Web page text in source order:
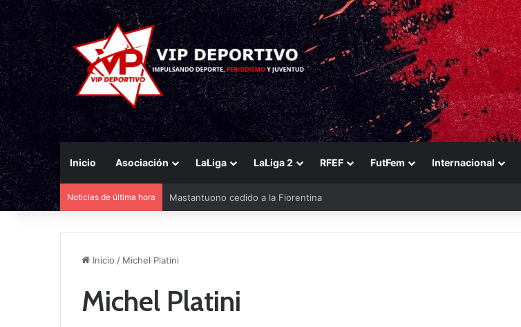
Inicio Asociación LaLiga LaLiga 2 RFEF FutFem Internacional
Noticias de última hora Mastantuono cedido a la Fiorentina
Inicio / Michel Platini
Michel Platini